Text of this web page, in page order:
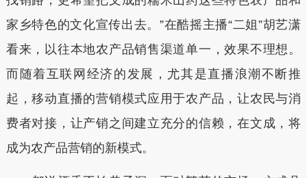
家乡特色的文化宣传出去。”在酷摇主播“二姐”胡艺潇
看来，以往本地农产品销售渠道单一，效果不理想。
而随着互联网经济的发展，尤其是直播浪潮不断推
起，移动直播的营销模式应用于农产品，让农民与消
费者对接，让产销之间建立充分的信赖，在文成，将
成为农产品营销的新模式。